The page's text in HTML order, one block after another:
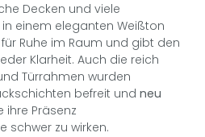
Decken und viele
einem eleganten Weißton
Ruhe im Raum und gibt den
Klarheit. Auch die reich
Türrahmen wurden
befreit und neu
ihre Präsenz
schwer zu wirken.